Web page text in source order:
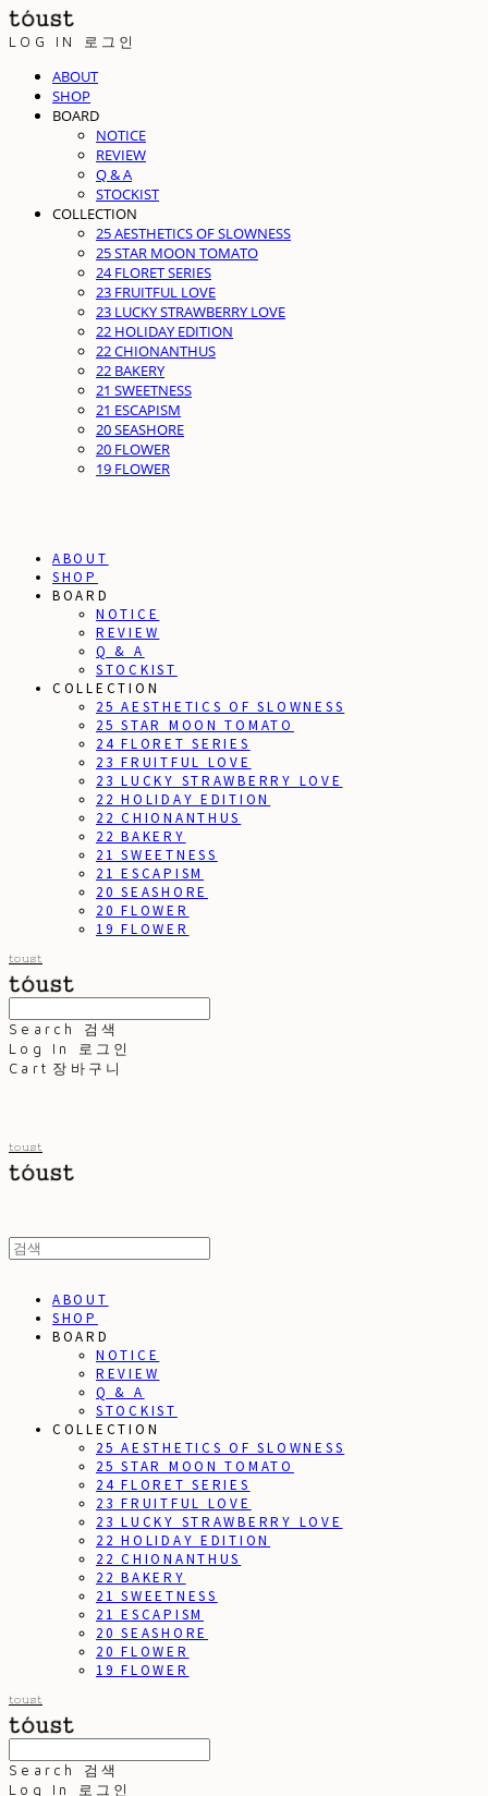
LOG IN 로그인
ABOUT
SHOP
BOARD
NOTICE
REVIEW
Q & A
STOCKIST
COLLECTION
25 AESTHETICS OF SLOWNESS
25 STAR MOON TOMATO
24 FLORET SERIES
23 FRUITFUL LOVE
23 LUCKY STRAWBERRY LOVE
22 HOLIDAY EDITION
22 CHIONANTHUS
22 BAKERY
21 SWEETNESS
21 ESCAPISM
20 SEASHORE
20 FLOWER
19 FLOWER
ABOUT
SHOP
BOARD
NOTICE
REVIEW
Q & A
STOCKIST
COLLECTION
25 AESTHETICS OF SLOWNESS
25 STAR MOON TOMATO
24 FLORET SERIES
23 FRUITFUL LOVE
23 LUCKY STRAWBERRY LOVE
22 HOLIDAY EDITION
22 CHIONANTHUS
22 BAKERY
21 SWEETNESS
21 ESCAPISM
20 SEASHORE
20 FLOWER
19 FLOWER
toust
Search
검색
Log In
로그인
Cart 장바구니
toust
ABOUT
SHOP
BOARD
NOTICE
REVIEW
Q & A
STOCKIST
COLLECTION
25 AESTHETICS OF SLOWNESS
25 STAR MOON TOMATO
24 FLORET SERIES
23 FRUITFUL LOVE
23 LUCKY STRAWBERRY LOVE
22 HOLIDAY EDITION
22 CHIONANTHUS
22 BAKERY
21 SWEETNESS
21 ESCAPISM
20 SEASHORE
20 FLOWER
19 FLOWER
toust
Search
검색
Log In
로그인